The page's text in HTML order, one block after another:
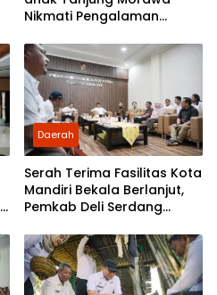
Nikmati Pengalaman
Daerah
Serah Terima Fasilitas Kota
Mandiri Bekala Berlanjut,
Pemkab Deli Serdang